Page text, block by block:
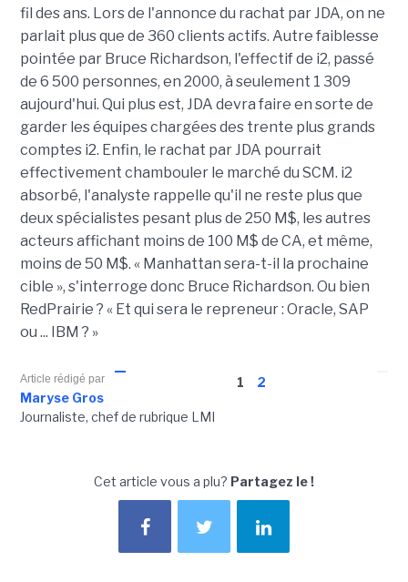
fil des ans. Lors de l'annonce du rachat par JDA, on ne
parlait plus que de 360 clients actifs. Autre faiblesse
pointée par Bruce Richardson, l'effectif de i2, passé
de 6 500 personnes, en 2000, à seulement 1 309
aujourd'hui. Qui plus est, JDA devra faire en sorte de
garder les équipes chargées des trente plus grands
comptes i2. Enfin, le rachat par JDA pourrait
effectivement chambouler le marché du SCM. i2
absorbé, l'analyste rappelle qu'il ne reste plus que
deux spécialistes pesant plus de 250 M$, les autres
acteurs affichant moins de 100 M$ de CA, et même,
moins de 50 M$. « Manhattan sera-t-il la prochaine
cible », s'interroge donc Bruce Richardson. Ou bien
RedPrairie ? « Et qui sera le repreneur : Oracle, SAP
ou ... IBM ? »
1 2
Article rédigé par
Maryse Gros
Journaliste, chef de rubrique LMI
Cet article vous a plu? Partagez le !